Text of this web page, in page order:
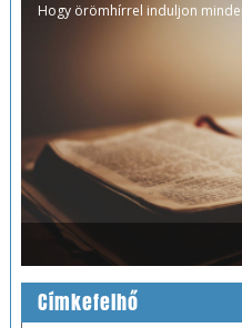
Hogy örömhírrel induljon
Címkefelhő